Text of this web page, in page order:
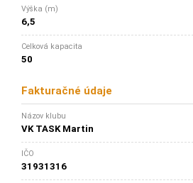
Výška (m)
6,5
Celková kapacita
50
Fakturačné údaje
Názov klubu
VK TASK Martin
IČO
31931316